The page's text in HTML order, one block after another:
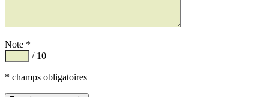
Note *
/ 10
* champs obligatoires